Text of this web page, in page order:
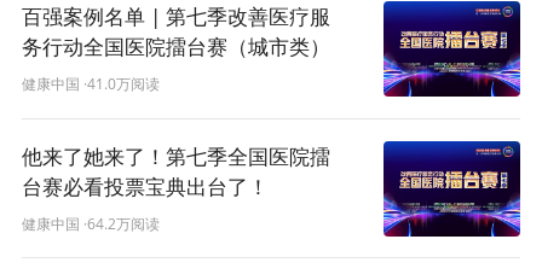
百强案例名单 | 第七季改善医疗服
务行动全国医院擂台赛（城市类）
陆续揭榜
健康中国 ·41.0万阅读
他来了她来了！第七季全国医院擂
台赛必看投票宝典出台了！
健康中国 ·64.2万阅读